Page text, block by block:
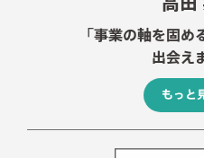
「事業の軸を固め
出会え
もっと